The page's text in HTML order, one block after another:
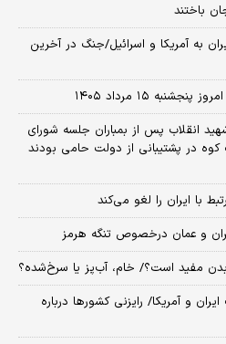
به آمریکا و اسرائیل/جنگ در آخرین
۱۵ مرداد ۱۴۰۵
انقلاب پس از بمباران جلسه شورای
کوه در پشتیبانی از دولت حامی بودند
با ایران را لغو می‌کند
و عمان درخصوص تنگه هرمز
مفید است؟/ خام، آب‌پز یا سرخ‌شده؟
و آمریکا/ رایزنی کشورها درباره